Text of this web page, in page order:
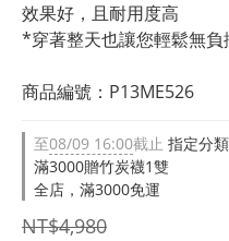
效果好，且耐用度高
*穿著整天也讓您輕鬆無負
商品編號：P13ME526
至08/09 16:00截止 指定分
滿3000贈竹炭襪1雙
全店，滿3000免運
NT$4,980